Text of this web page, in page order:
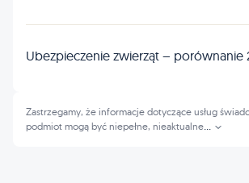
Ubezpieczenie zwierząt – porównanie
Zastrzegamy, że informacje dotyczące usług
podmiot mogą być niepełne, nieaktualne